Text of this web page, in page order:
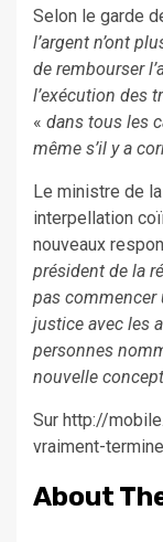
Selon le garde
l’argent n’ont
de rembourser
l’exécution des
« dans tous les
même s’il y a
Le ministre de
interpellation
nouveaux
président de la
pas commencer
justice avec les
personnes
nouvelle
Sur http://
vraiment-
About